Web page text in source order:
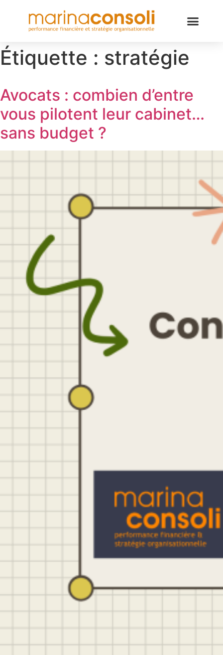
Étiquette : stratégie
Avocats : combien d’entre
vous pilotent leur cabinet…
sans budget ?